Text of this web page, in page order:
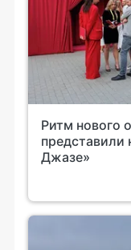
Ритм нового
представили
Джазе»